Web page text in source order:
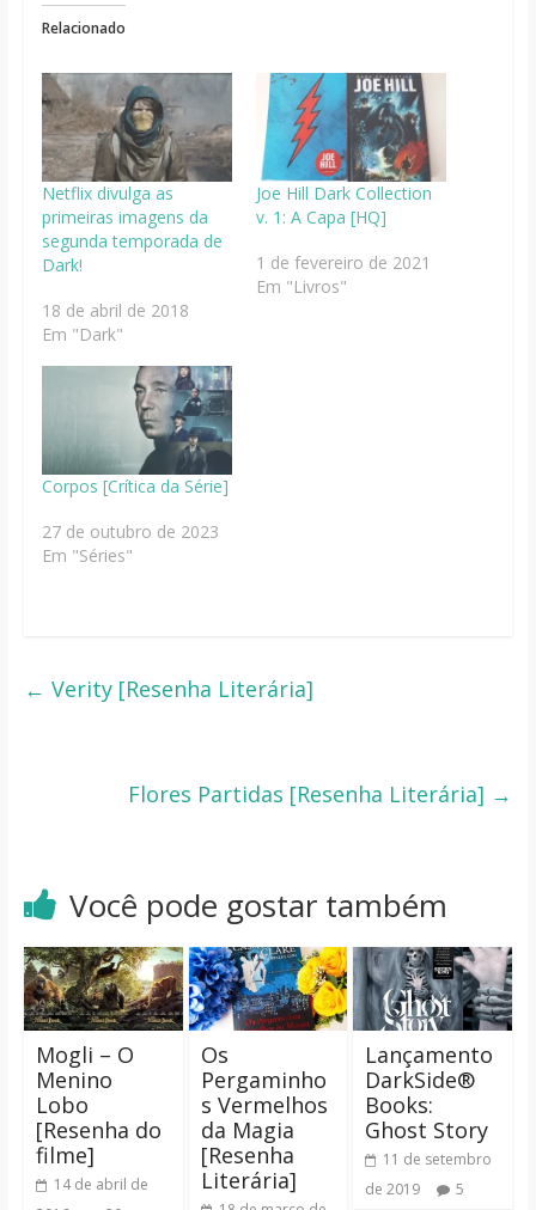
Relacionado
Netflix divulga as
primeiras imagens da
segunda temporada de
Dark!
18 de abril de 2018
Em "Dark"
Joe Hill Dark Collection
v. 1: A Capa [HQ]
1 de fevereiro de 2021
Em "Livros"
Corpos [Crítica da Série]
27 de outubro de 2023
Em "Séries"
← Verity [Resenha Literária]
Flores Partidas [Resenha Literária] →
Você pode gostar também
Mogli – O
Menino
Lobo
[Resenha do
filme]
14 de abril de
Os
Pergaminho
s Vermelhos
da Magia
[Resenha
Literária]
Lançamento
DarkSide®
Books:
Ghost Story
11 de setembro
de 2019
5